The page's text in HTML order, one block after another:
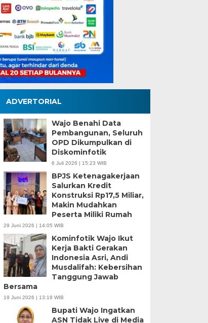
Pemkot Makassar
Perkuat Sinergi,
hingga
Fokus
Kamis, 6 Agu 2026 - 18:16 WIB
MEDIASINERGI.CO MAKASSAR — Pengurus
komitmennya menjadi mitra strategis Pemerintah
ADVERTORIAL
Wajo Benahi Data
Pembangunan, Seluruh
OPD Dikumpulkan di
Diskominfotik
6 Juli 2026 | 15:23 WIB
BPJS Ketenagakerjaan
Salurkan Kredit
Konstruksi Rp17,5 Miliar,
Makin Mudahkan
Peserta Miliki Rumah
29 Juni 2026 | 14:05 WIB
Kominfotik Wajo Ikut
Kerja Bakti Gerakan
Indonesia Asri, Andi
Musdalifah: Kebersihan
Tanggung Jawab
Bersama
19 Juni 2026 | 13:19 WIB
Bupati Wajo Ingatkan
ASN Tidak Live di Media